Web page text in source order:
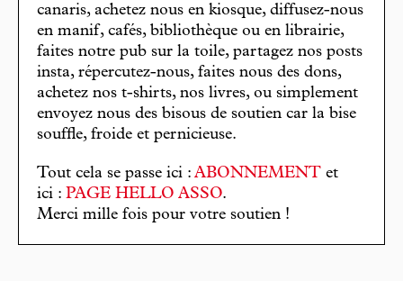
canaris, achetez nous en kiosque, diffusez-nous
en manif, cafés, bibliothèque ou en librairie,
faites notre pub sur la toile, partagez nos posts
insta, répercutez-nous, faites nous des dons,
achetez nos t-shirts, nos livres, ou simplement
envoyez nous des bisous de soutien car la bise
souffle, froide et pernicieuse.
Tout cela se passe ici : ABONNEMENT et
ici : PAGE HELLO ASSO.
Merci mille fois pour votre soutien !